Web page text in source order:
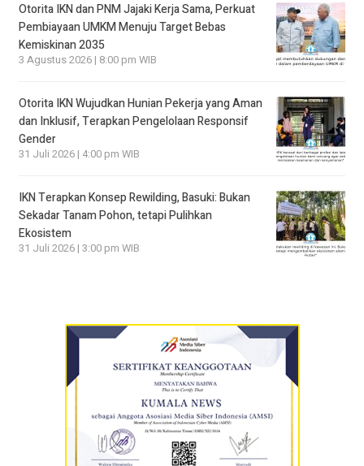
Otorita IKN dan PNM Jajaki Kerja Sama, Perkuat
Pembiayaan UMKM Menuju Target Bebas
Kemiskinan 2035
3 Agustus 2026 | 8:00 pm WIB
Otorita IKN Wujudkan Hunian Pekerja yang Aman
dan Inklusif, Terapkan Pengelolaan Responsif
Gender
31 Juli 2026 | 4:00 pm WIB
IKN Terapkan Konsep Rewilding, Basuki: Bukan
Sekadar Tanam Pohon, tetapi Pulihkan
Ekosistem
31 Juli 2026 | 3:00 pm WIB